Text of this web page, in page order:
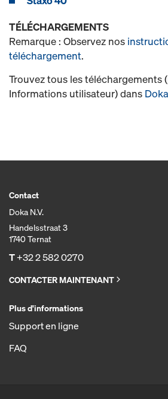
TÉLÉCHARGEMENTS
Remarque : Observez nos
téléchargement.
Trouvez tous les téléchargements
Informations utilisateur) dans
Contact
Doka N.V.
Handelsstraat 3
1740 Ternat
T+32 2 582 0270
CONTACTER MAINTENANT
Plus d'informations
Support en ligne
FAQ